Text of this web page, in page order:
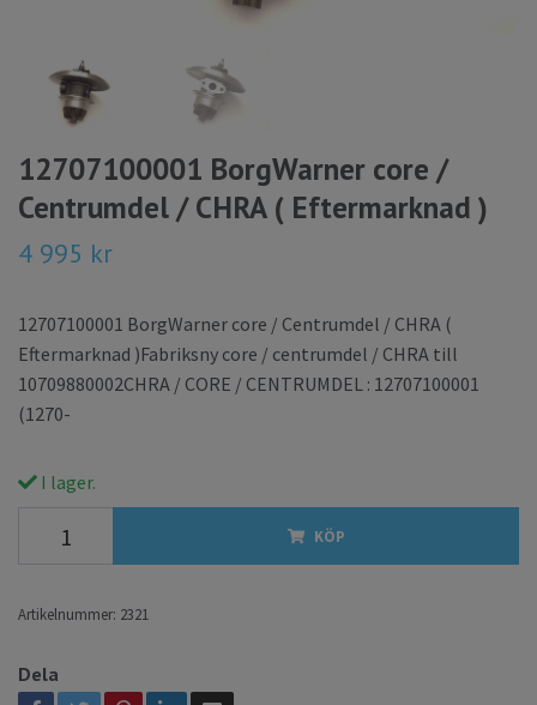
12707100001 BorgWarner core /
Centrumdel / CHRA ( Eftermarknad )
4 995 kr
12707100001 BorgWarner core / Centrumdel / CHRA (
Eftermarknad )Fabriksny core / centrumdel / CHRA till
10709880002CHRA / CORE / CENTRUMDEL : 12707100001
(1270-
I lager.
KÖP
Artikelnummer: 2321
Dela